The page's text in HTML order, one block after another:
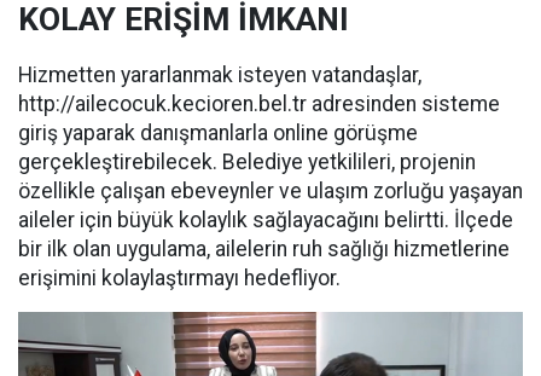
KOLAY ERİŞİM İMKANI
Hizmetten yararlanmak isteyen vatandaşlar,
http://ailecocuk.kecioren.bel.tr adresinden sisteme
giriş yaparak danışmanlarla online görüşme
gerçekleştirebilecek. Belediye yetkilileri, projenin
özellikle çalışan ebeveynler ve ulaşım zorluğu yaşayan
aileler için büyük kolaylık sağlayacağını belirtti. İlçede
bir ilk olan uygulama, ailelerin ruh sağlığı hizmetlerine
erişimini kolaylaştırmayı hedefliyor.